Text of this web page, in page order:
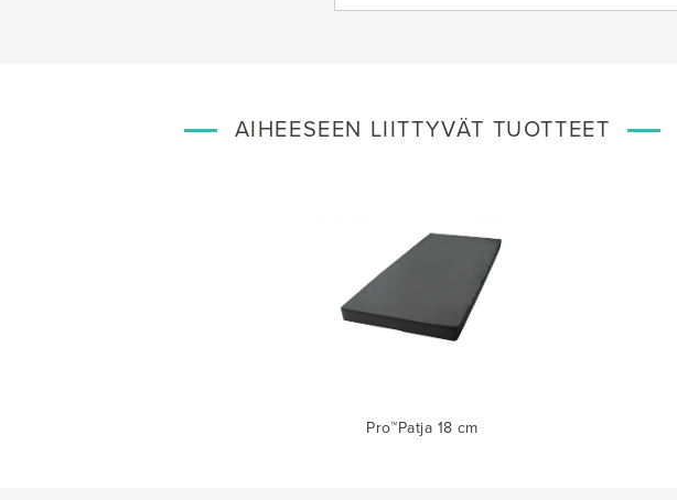
AIHEESEEN LIITTYVÄT TUOTTEET
Pro™Patja 18 cm